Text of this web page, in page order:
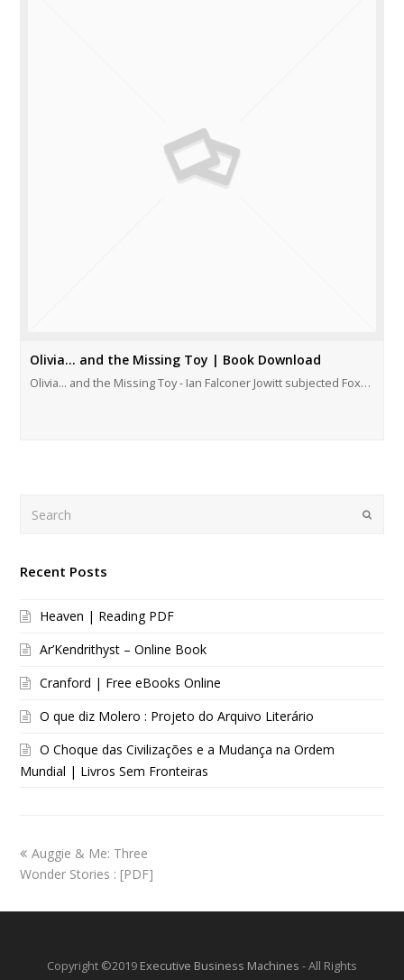
Olivia… and the Missing Toy | Book Download
Olivia... and the Missing Toy - Ian Falconer Jowitt subjected Fox…
Submit
Recent Posts
Heaven | Reading PDF
Ar’Kendrithyst – Online Book
Cranford | Free eBooks Online
O que diz Molero : Projeto do Arquivo Literário
O Choque das Civilizações e a Mudança na Ordem
Mundial | Livros Sem Fronteiras
Auggie & Me: Three
Wonder Stories : [PDF]
Copyright ©2019 Executive Business Machines - All Rights